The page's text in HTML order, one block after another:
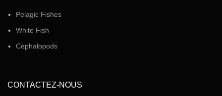
Pelagic Fishes
White Fish
Cephalopods
CONTACTEZ-NOUS